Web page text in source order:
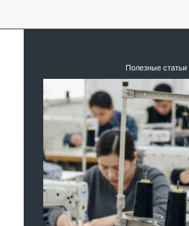
Полезные статьи